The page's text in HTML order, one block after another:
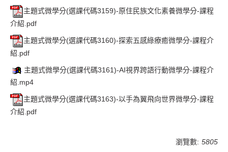
主題式微學分(選課代碼3159)-原住民族文化素養微學分-課程
介紹.pdf
主題式微學分(選課代碼3160)-探索五感綠療癒微學分-課程介
紹.pdf
主題式微學分(選課代碼3161)-AI視界跨語行動微學分-課程介
紹.mp4
主題式微學分(選課代碼3163)-以手為翼飛向世界微學分-課程
介紹.pdf
瀏覽數: 5805